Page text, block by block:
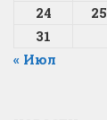
24
25
31
« Июл